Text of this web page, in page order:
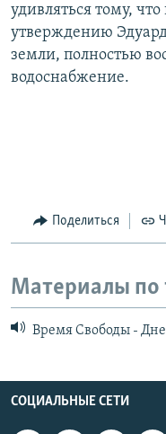
удивляться тому,
утверждению
земли, полностью
водоснабжение.
Поделиться
Материалы по
Время Свободы -
СОЦИАЛЬНЫЕ СЕТИ